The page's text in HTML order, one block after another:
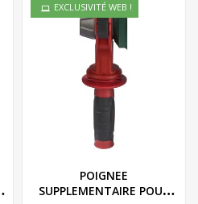
EXCLUSIVITÉ WEB !
POIGNEE
SUPPLEMENTAIRE POUR